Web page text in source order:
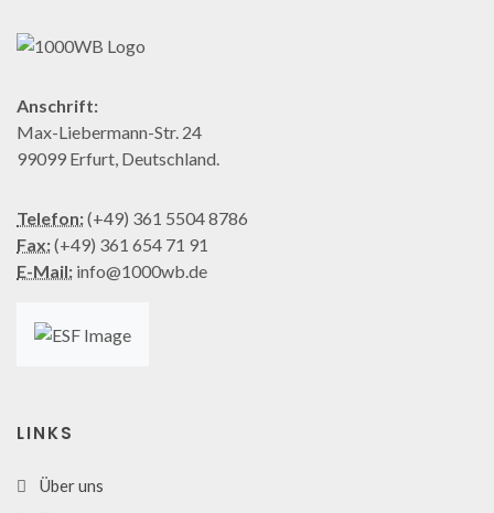
Anschrift:
Max-Liebermann-Str. 24
99099 Erfurt, Deutschland.
Telefon:(+49) 361 5504 8786
Fax:(+49) 361 654 71 91
E-Mail: info@1000wb.de
LINKS
Über uns